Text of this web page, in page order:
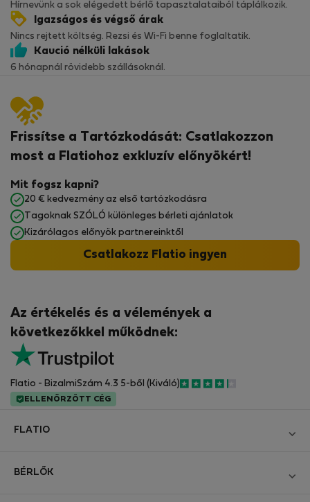
Hírnevünk a sok elégedett bérlő tapasztalataiból táplálkozik.
Igazságos és végső árak
Nincs rejtett költség. Rezsi és Wi-Fi benne foglaltatik.
Kaució nélküli lakások
6 hónapnál rövidebb szállásoknál.
Az értékelés és a vélemények a
következőkkel működnek:
Flatio - BizalmiSzám 4.3 5-ből (Kiváló)
ELLENŐRZÖTT CÉG
Frissítse a Tartózkodását: Csatlakozzon
most a Flatiohoz exkluzív előnyökért!
Mit fogsz kapni?
20 € kedvezmény az első tartózkodásra
Tagoknak SZÓLÓ különleges bérleti ajánlatok
Kizárólagos előnyök partnereinktől
Csatlakozz Flatio ingyen
FLATIO
BÉRLŐK